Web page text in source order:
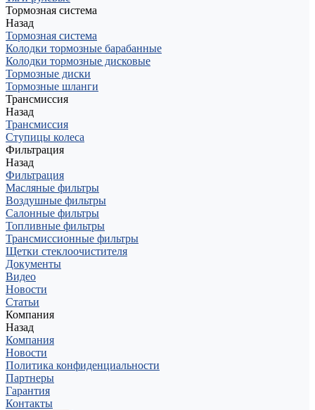
Тормозная система
Назад
Тормозная система
Колодки тормозные барабанные
Колодки тормозные дисковые
Тормозные диски
Тормозные шланги
Трансмиссия
Назад
Трансмиссия
Ступицы колеса
Фильтрация
Назад
Фильтрация
Масляные фильтры
Воздушные фильтры
Салонные фильтры
Топливные фильтры
Трансмиссионные фильтры
Щетки стеклоочистителя
Документы
Видео
Новости
Статьи
Компания
Назад
Компания
Новости
Политика конфиденциальности
Партнеры
Гарантия
Контакты